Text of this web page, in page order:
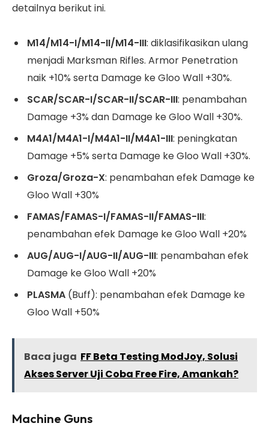
detailnya berikut ini.
M14/M14-I/M14-II/M14-III: diklasifikasikan ulang
menjadi Marksman Rifles. Armor Penetration
naik +10% serta Damage ke Gloo Wall +30%.
SCAR/SCAR-I/SCAR-II/SCAR-III: penambahan
Damage +3% dan Damage ke Gloo Wall +30%.
M4A1/M4A1-I/M4A1-II/M4A1-III: peningkatan
Damage +5% serta Damage ke Gloo Wall +30%.
Groza/Groza-X: penambahan efek Damage ke
Gloo Wall +30%
FAMAS/FAMAS-I/FAMAS-II/FAMAS-III:
penambahan efek Damage ke Gloo Wall +20%
AUG/AUG-I/AUG-II/AUG-III: penambahan efek
Damage ke Gloo Wall +20%
PLASMA (Buff): penambahan efek Damage ke
Gloo Wall +50%
Baca juga FF Beta Testing ModJoy, Solusi
Akses Server Uji Coba Free Fire, Amankah?
Machine Guns